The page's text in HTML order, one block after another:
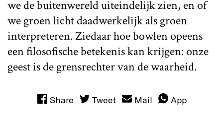
we de buitenwereld uiteindelijk zien, en of
we groen licht daadwerkelijk als groen
interpreteren. Ziedaar hoe bowlen opeens
een filosofische betekenis kan krijgen: onze
geest is de grensrechter van de waarheid.
Share Tweet Mail App